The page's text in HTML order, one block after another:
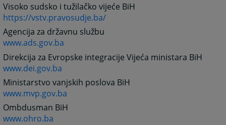
Visoko sudsko i tužilačko vijeće BiH
https://vstv.pravosudje.ba/
Agencija za državnu službu
www.ads.gov.ba
Direkcija za Evropske integracije Vijeća ministara BiH
www.dei.gov.ba
Ministarstvo vanjskih poslova BiH
www.mvp.gov.ba
Ombdusman BiH
www.ohro.ba